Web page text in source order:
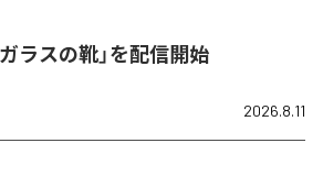
ラスの靴」を配信開始
2026.8.11